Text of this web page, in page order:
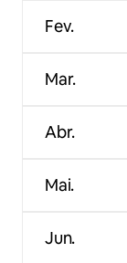
Fev.
Mar.
Abr.
Mai.
Jun.